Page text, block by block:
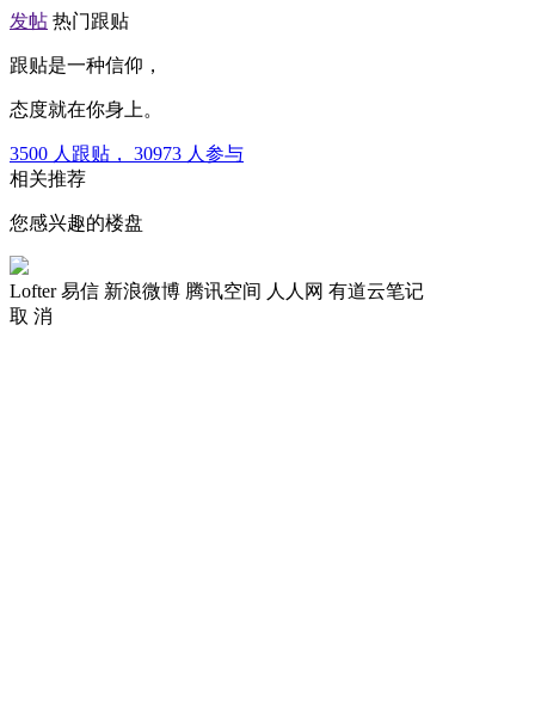
发帖 热门跟贴
跟贴是一种信仰，
态度就在你身上。
3500 人跟贴， 30973 人参与
相关推荐
您感兴趣的楼盘
Lofter 易信 新浪微博 腾讯空间 人人网 有道云笔记
取 消